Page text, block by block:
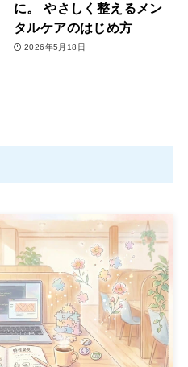
に。 やさしく整えるメン
タルケアのはじめ方
2026年5月18日